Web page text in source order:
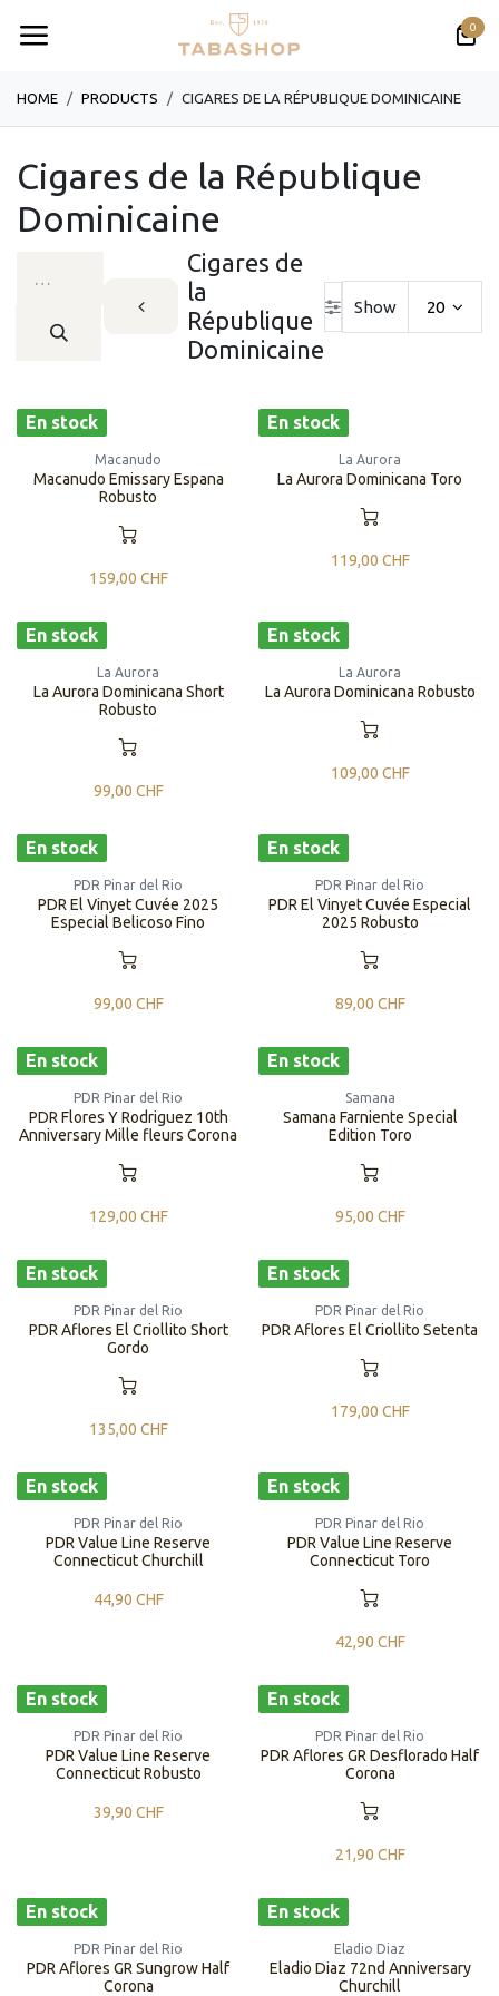
0
HOME PRODUCTS CIGARES DE LA RÉPUBLIQUE DOMINICAINE
Cigares de la République
Dominicaine
Cigares de
la
République
Dominicaine
Show 20
En stock
Macanudo
Macanudo Emissary Espana
Robusto
159,00 CHF
En stock
La Aurora
La Aurora Dominicana Toro
119,00 CHF
En stock
La Aurora
La Aurora Dominicana Short
Robusto
99,00 CHF
En stock
La Aurora
La Aurora Dominicana Robusto
109,00 CHF
En stock
PDR Pinar del Rio
PDR El Vinyet Cuvée 2025
Especial Belicoso Fino
99,00 CHF
En stock
PDR Pinar del Rio
PDR El Vinyet Cuvée Especial
2025 Robusto
89,00 CHF
En stock
PDR Pinar del Rio
PDR Flores Y Rodriguez 10th
Anniversary Mille fleurs Corona
129,00 CHF
En stock
Samana
Samana Farniente Special
Edition Toro
95,00 CHF
En stock
PDR Pinar del Rio
PDR Aflores El Criollito Short
Gordo
135,00 CHF
En stock
PDR Pinar del Rio
PDR Aflores El Criollito Setenta
179,00 CHF
En stock
PDR Pinar del Rio
PDR Value Line Reserve
Connecticut Churchill
44,90 CHF
En stock
PDR Pinar del Rio
PDR Value Line Reserve
Connecticut Toro
42,90 CHF
En stock
PDR Pinar del Rio
PDR Value Line Reserve
Connecticut Robusto
39,90 CHF
En stock
PDR Pinar del Rio
PDR Aflores GR Desflorado Half
Corona
21,90 CHF
En stock
PDR Pinar del Rio
PDR Aflores GR Sungrow Half
Corona
En stock
Eladio Diaz
Eladio Diaz 72nd Anniversary
Churchill